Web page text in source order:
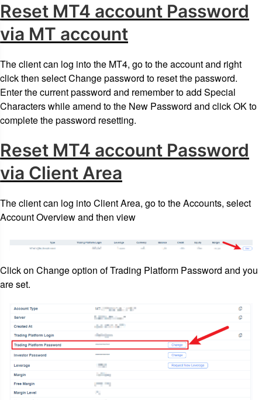
Reset MT4 account Password
via MT account
The client can log into the MT4, go to the account and right
click then select Change password to reset the password.
Enter the current password and remember to add Special
Characters while amend to the New Password and click OK to
complete the password resetting.
Reset MT4 account Password
via Client Area
The client can log into Client Area, go to the Accounts, select
Account Overview and then view
Click on Change option of Trading Platform Password and you
are set.